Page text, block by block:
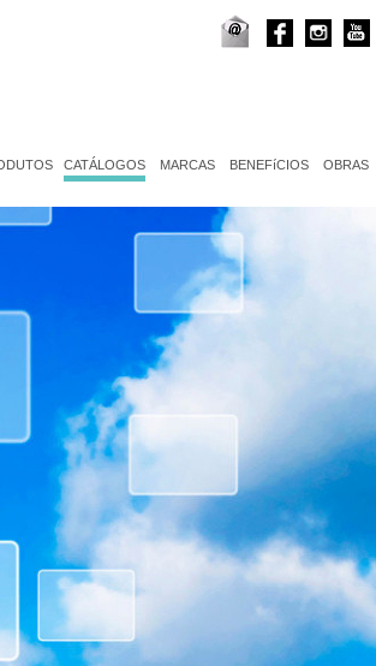
CATÁLOGOS MARCAS BENEFíCIOS OBRAS